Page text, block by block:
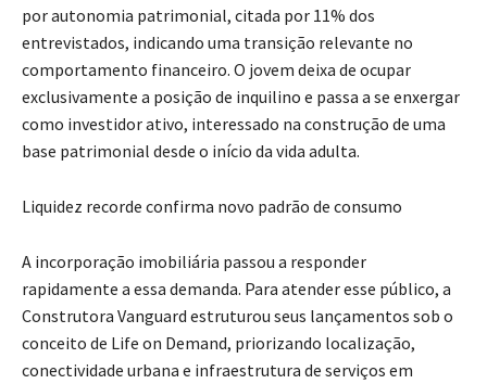
por autonomia patrimonial, citada por 11% dos
entrevistados, indicando uma transição relevante no
comportamento financeiro. O jovem deixa de ocupar
exclusivamente a posição de inquilino e passa a se enxergar
como investidor ativo, interessado na construção de uma
base patrimonial desde o início da vida adulta.
Liquidez recorde confirma novo padrão de consumo
A incorporação imobiliária passou a responder
rapidamente a essa demanda. Para atender esse público, a
Construtora Vanguard estruturou seus lançamentos sob o
conceito de Life on Demand, priorizando localização,
conectividade urbana e infraestrutura de serviços em